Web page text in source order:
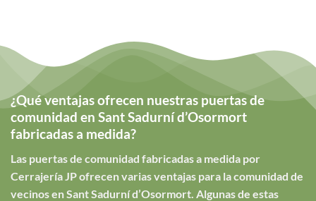
¿Qué ventajas ofrecen nuestras puertas de
comunidad en Sant Sadurní d’Osormort
fabricadas a medida?
Las puertas de comunidad fabricadas a medida por
Cerrajería JP ofrecen varias ventajas para la comunidad de
vecinos en Sant Sadurní d’Osormort. Algunas de estas